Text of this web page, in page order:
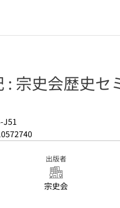
: 宗史会歴史セ
J51
出版者
宗史会